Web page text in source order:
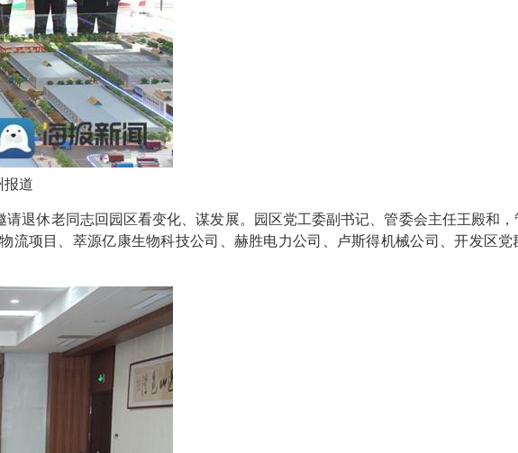
报道
退休老同志回园区看变化、谋发展。园区党工委副书记、管委会主任王殿和，
流项目、萃源亿康生物科技公司、赫胜电力公司、卢斯得机械公司、开发区